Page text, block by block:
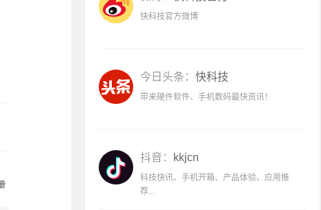
快科技官方微博
今日头条： 快科技
带来硬件软件、手机数码最快资讯！
抖音： kkjcn
科技快讯、手机开箱、产品体验、应用推
荐...